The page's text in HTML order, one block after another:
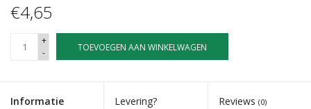
€4,65
+
-
TOEVOEGEN AAN WINKELWAGEN
Informatie Levering? Reviews (0)